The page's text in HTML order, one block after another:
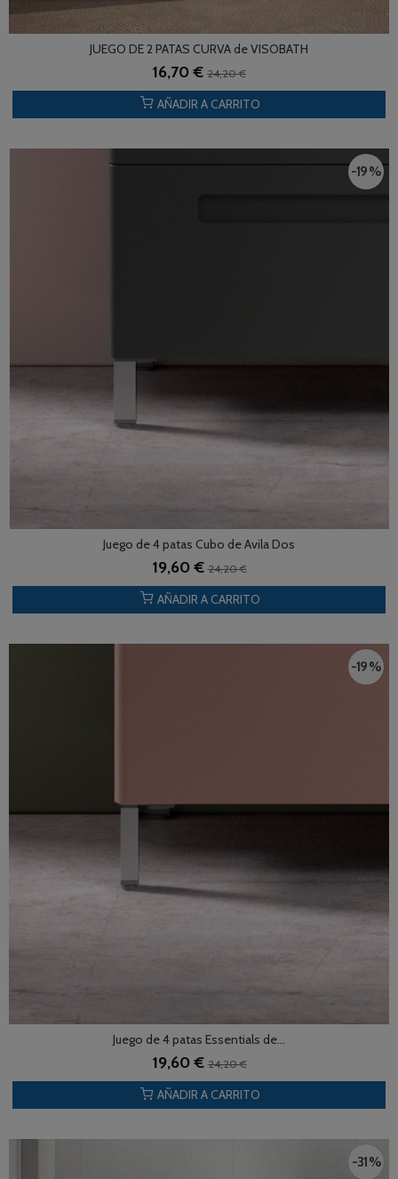
JUEGO DE 2 PATAS CURVA de VISOBATH
16,70 € 24,20 €
AÑADIR A CARRITO
-19 %
Juego de 4 patas Cubo de Avila Dos
19,60 €24,20 €
AÑADIR A CARRITO
-19 %
Juego de 4 patas Essentials de...
19,60 €24,20 €
AÑADIR A CARRITO
-31 %